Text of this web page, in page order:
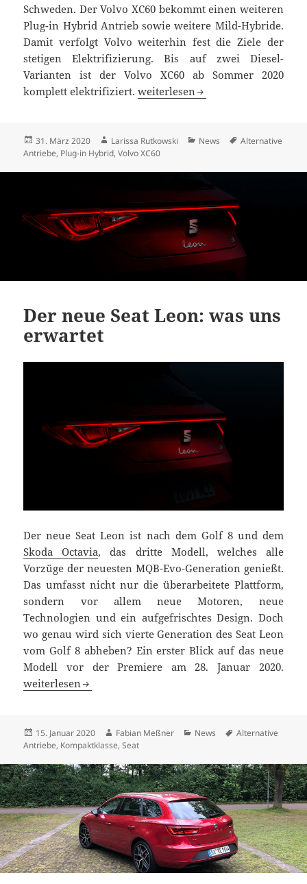
Schweden. Der Volvo XC60 bekommt einen weiteren
Plug-in Hybrid Antrieb sowie weitere Mild-Hybride.
Damit verfolgt Volvo weiterhin fest die Ziele der
stetigen Elektrifizierung. Bis auf zwei Diesel-
Varianten ist der Volvo XC60 ab Sommer 2020
komplett elektrifiziert.Volvo XC60 mit weiteren
weiterlesen
Veröffentlicht
am
31. März 2020 Autor
Larissa Rutkowski Kategorien
News Schlagwörter
Alternative
Antriebe, Plug-in Hybrid,Volvo XC60
Der neue Seat Leon: was uns
erwartet
Der neue Seat Leon ist nach dem Golf 8 und dem
Skoda Octavia, das dritte Modell, welches alle
Vorzüge der neuesten MQB-Evo-Generation genießt.
Das umfasst nicht nur die überarbeitete Plattform,
sondern vor allem neue Motoren, neue
Technologien und ein aufgefrischtes Design. Doch
wo genau wird sich vierte Generation des Seat Leon
vom Golf 8 abheben? Ein erster Blick auf das neue
Modell vor der Premiere am 28. Januar 2020.
Der neue Seat Leon: was uns erwartet
weiterlesen
Veröffentlicht
am
15. Januar 2020 Autor
Fabian Meßner Kategorien
News Schlagwörter
Alternative
Antriebe, Kompaktklasse,Seat